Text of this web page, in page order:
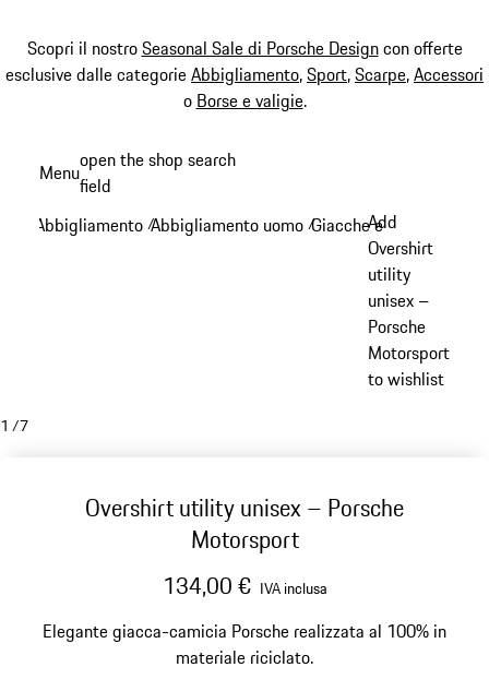
Scopri il nostroSeasonal Sale di Porsche Designcon offerte
esclusive dalle categorieAbbigliamento,Sport,Scarpe,Accessori
o Borse e valigie.
principale
Menuopen the shop search
field
Abbigliamento /Abbigliamento uomo /Giacche e cappotti
Add
Overshirt
utility
unisex –
Porsche
Motorsport
to wishlist
1 /7
Overshirt utility unisex – Porsche
Motorsport
134,00 € IVA inclusa
Elegante giacca-camicia Porsche realizzata al 100% in
materiale riciclato.